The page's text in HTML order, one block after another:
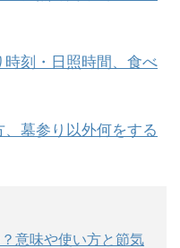
刻・日照時間、食べ
墓参り以外何をする
意味や使い方と節気